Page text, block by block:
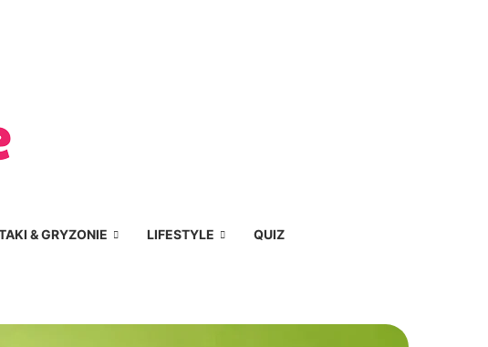
& GRYZONIE LIFESTYLE QUIZ